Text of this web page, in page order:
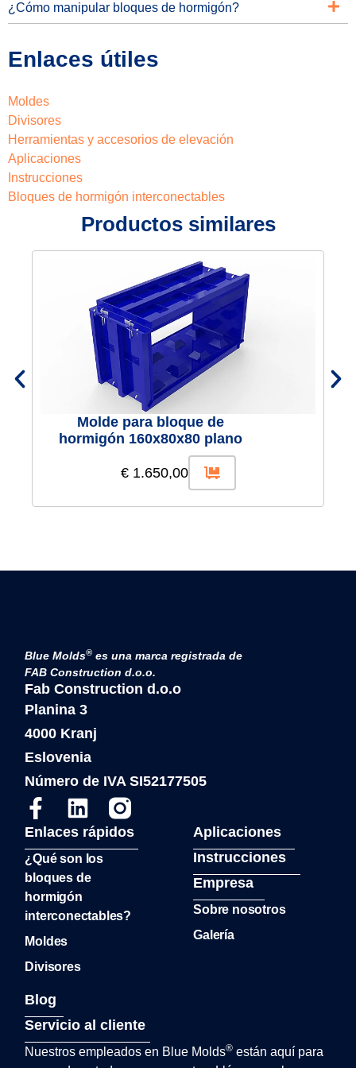
¿Cómo manipular bloques de hormigón?
Enlaces útiles
Moldes
Divisores
Herramientas y accesorios de elevación
Aplicaciones
Instrucciones
Bloques de hormigón interconectables
Productos similares
Molde para bloque de
hormigón 160x80x80 plano
€1.650,00
Blue Molds® es una marca registrada de
FAB Construction d.o.o.
Fab Construction d.o.o
Planina 3
4000 Kranj
Eslovenia
Número de IVA SI52177505
Enlaces rápidos
¿Qué son los
bloques de
hormigón
interconectables?
Moldes
Divisores
Aplicaciones
Instrucciones
Empresa
Sobre nosotros
Galería
Blog
Servicio al cliente
Nuestros empleados en Blue Molds® están aquí para